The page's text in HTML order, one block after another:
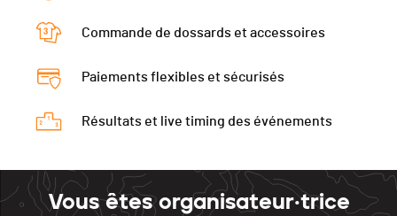
Commande de dossards et accessoires
Paiements flexibles et sécurisés
Résultats et live timing des événements
Vous êtes organisateur·trice